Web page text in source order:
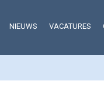
NIEUWS VACATURES